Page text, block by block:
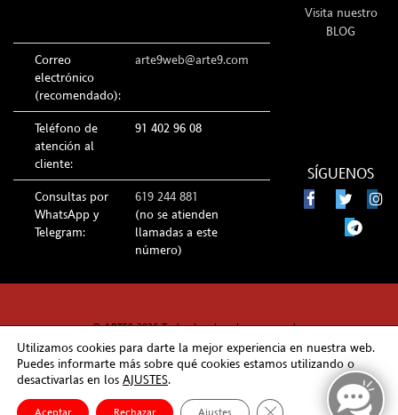
Correo
electrónico
(recomendado):
arte9web@arte9.com
Teléfono de
atención al
cliente:
91 402 96 08
Consultas por
WhatsApp y
Telegram:
619 244 881
(no se atienden
llamadas a este
número)
Visita nuestro
BLOG
SÍGUENOS
© ARTE9 2026 Todos los derechos reservados
Utilizamos cookies para darte la mejor experiencia en nuestra web.
Puedes informarte más sobre qué cookies estamos utilizando o
desactivarlas en los AJUSTES.
Cerrar el banner de